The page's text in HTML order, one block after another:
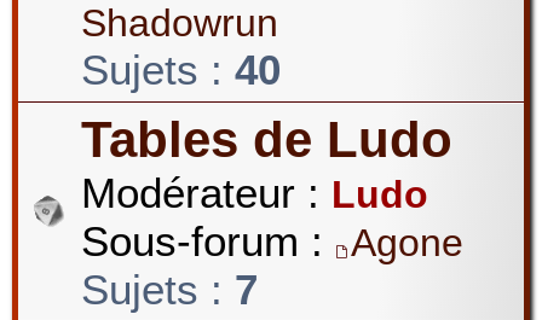
Shadowrun
Sujets : 40
Tables de Ludo
Modérateur : Ludo
Sous-forum : Agone
Sujets : 7